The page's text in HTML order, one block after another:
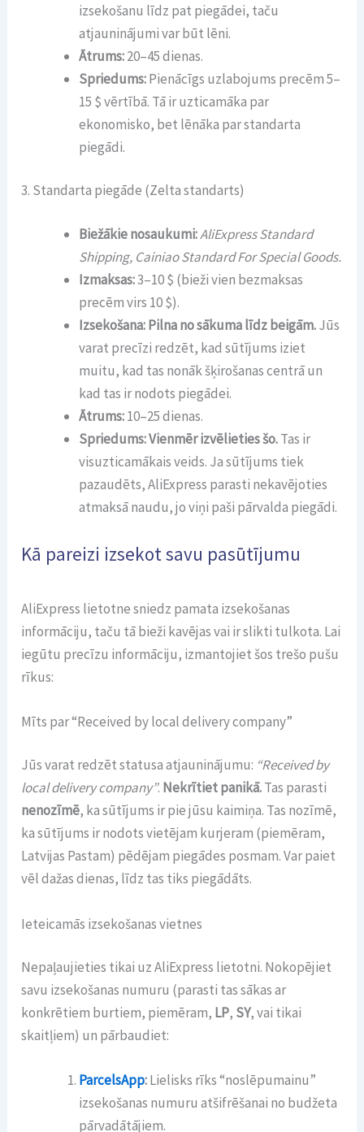
izsekošanu līdz pat piegādei, taču
atjauninājumi var būt lēni.
Ātrums:20–45 dienas.
Spriedums:Pienācīgs uzlabojums precēm 5–
15 $ vērtībā. Tā ir uzticamāka par
ekonomisko, bet lēnāka par standarta
piegādi.
3. Standarta piegāde (Zelta standarts)
Biežākie nosaukumi:AliExpress Standard
Shipping, Cainiao Standard For Special Goods.
Izmaksas:3–10 $ (bieži vien bezmaksas
precēm virs 10 $).
Izsekošana:Pilna no sākuma līdz beigām.Jūs
varat precīzi redzēt, kad sūtījums iziet
muitu, kad tas nonāk šķirošanas centrā un
kad tas ir nodots piegādei.
Ātrums:10–25 dienas.
Spriedums:Vienmēr izvēlieties šo.Tas ir
visuzticamākais veids. Ja sūtījums tiek
pazaudēts, AliExpress parasti nekavējoties
atmaksā naudu, jo viņi paši pārvalda piegādi.
Kā pareizi izsekot savu pasūtījumu
AliExpress lietotne sniedz pamata izsekošanas
informāciju, taču tā bieži kavējas vai ir slikti tulkota. Lai
iegūtu precīzu informāciju, izmantojiet šos trešo pušu
rīkus:
Mīts par “Received by local delivery company”
Jūs varat redzēt statusa atjauninājumu: “Received by
local delivery company”. Nekrītiet panikā.Tas parasti
nenozīmē, ka sūtījums ir pie jūsu kaimiņa. Tas nozīmē,
ka sūtījums ir nodots vietējam kurjeram (piemēram,
Latvijas Pastam) pēdējam piegādes posmam. Var paiet
vēl dažas dienas, līdz tas tiks piegādāts.
Ieteicamās izsekošanas vietnes
Nepaļaujieties tikai uz AliExpress lietotni. Nokopējiet
savu izsekošanas numuru (parasti tas sākas ar
konkrētiem burtiem, piemēram, LP, SY, vai tikai
skaitļiem) un pārbaudiet:
ParcelsApp:Lielisks rīks “noslēpumainu”
izsekošanas numuru atšifrēšanai no budžeta
pārvadātājiem.